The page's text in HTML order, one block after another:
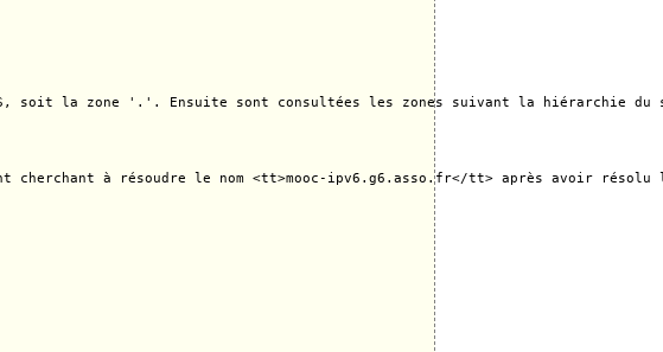
soit la zone '.'. Ensuite sont consultées les zones suivant la hiérarchie
cherchant à résoudre le nom <tt>mooc-ipv6.g6.asso.fr</tt> après avoir